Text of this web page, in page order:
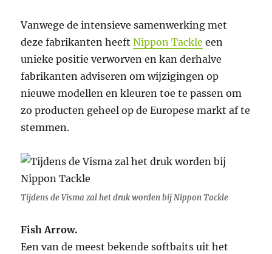
Vanwege de intensieve samenwerking met
deze fabrikanten heeftNippon Tackle een
unieke positie verworven en kan derhalve
fabrikanten adviseren om wijzigingen op
nieuwe modellen en kleuren toe te passen om
zo producten geheel op de Europese markt af te
stemmen.
Tijdens de Visma zal het druk worden bij Nippon Tackle
Fish Arrow.
Een van de meest bekende softbaits uit het